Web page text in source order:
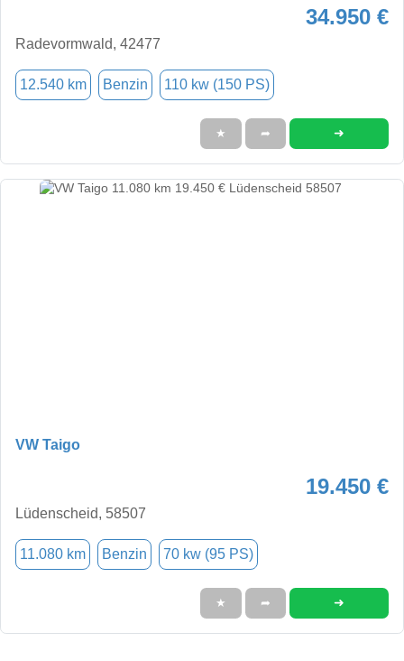
34.950 €
Radevormwald, 42477
12.540 km Benzin 110 kw (150 PS)
★ ➦ ➜
VW Taigo
19.450 €
Lüdenscheid, 58507
11.080 km Benzin 70 kw (95 PS)
★ ➦ ➜